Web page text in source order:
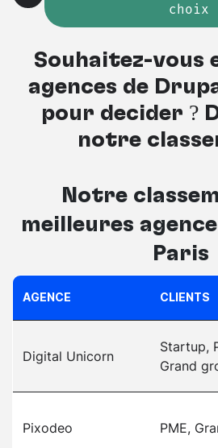
choix
Souhaitez-vous
agences de
pour décider ?
notre
Notre
meilleures
Paris
AGENCE CLIENTS
Digital Unicorn
Startup,
Grand
Pixodeo PME,